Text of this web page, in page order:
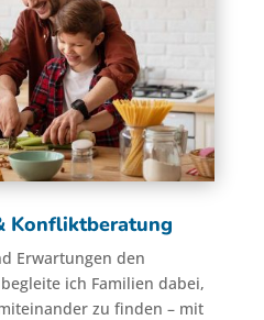
Konfliktberatung
Erwartungen den
ich Familien dabei,
zu finden – mit